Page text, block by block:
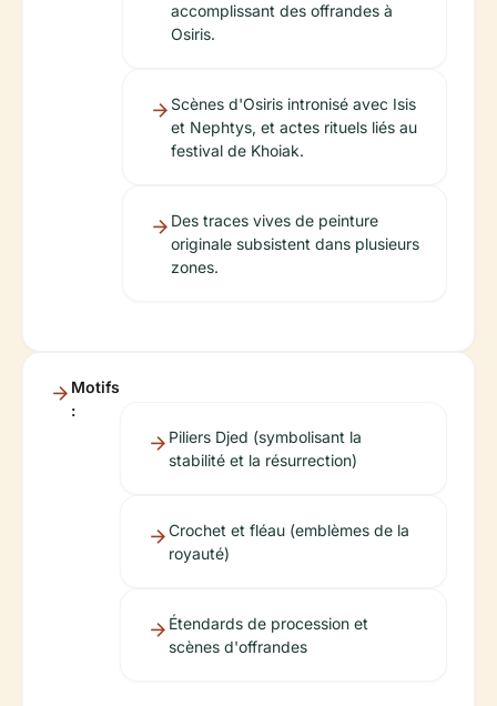
accomplissant des offrandes à
Osiris.
Scènes d'Osiris intronisé avec Isis
et Nephtys, et actes rituels liés au
festival de Khoiak.
Des traces vives de peinture
originale subsistent dans plusieurs
zones.
Motifs
:
Piliers Djed (symbolisant la
stabilité et la résurrection)
Crochet et fléau (emblèmes de la
royauté)
Étendards de procession et
scènes d'offrandes